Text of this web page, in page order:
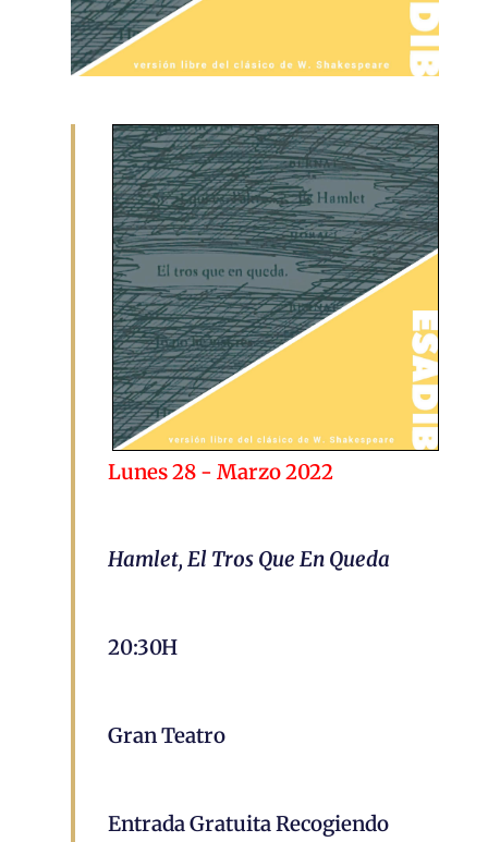
Lunes 28 - Marzo 2022
Hamlet, El Tros Que En Queda
20:30H
Gran Teatro
Entrada Gratuita Recogiendo